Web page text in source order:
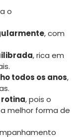
o
, com
, rica em
todos os anos,
, pois o
melhor forma de